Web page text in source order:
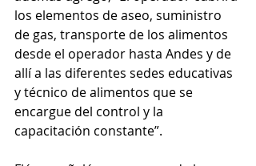
los elementos de aseo, suministro
de gas, transporte de los alimentos
desde el operador hasta Andes y de
allí a las diferentes sedes educativas
y técnico de alimentos que se
encargue del control y la
capacitación constante”.